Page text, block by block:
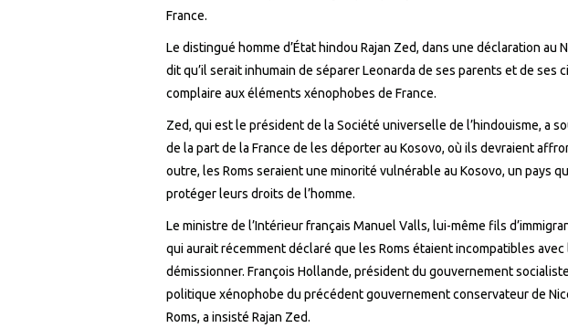
France.
Le distingué homme d’État hindou Rajan Zed, dans une déclaration au
dit qu’il serait inhumain de séparer Leonarda de ses parents et de
complaire aux éléments xénophobes de France.
Zed, qui est le président de la Société universelle de l’hindouisme, a
de la part de la France de les déporter au Kosovo, où ils devraient
outre, les Roms seraient une minorité vulnérable au Kosovo, un pays
protéger leurs droits de l’homme.
Le ministre de l’Intérieur français Manuel Valls, lui-même fils
qui aurait récemment déclaré que les Roms étaient incompatibles
démissionner. François Hollande, président du gouvernement
politique xénophobe du précédent gouvernement conservateur de
Roms, a insisté Rajan Zed.